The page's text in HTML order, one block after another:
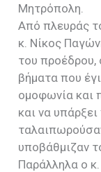
Μητρόπολη.
Από πλευράς
κ. Νίκος
του
βήματα που
ομοφωνία και
και να
υποβάθμιζαν
Παράλληλα ο